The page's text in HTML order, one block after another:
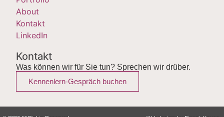
About
Kontakt
LinkedIn
Kontakt
Was können wir für Sie tun? Sprechen wir drüber.
Kennenlern-Gespräch buchen